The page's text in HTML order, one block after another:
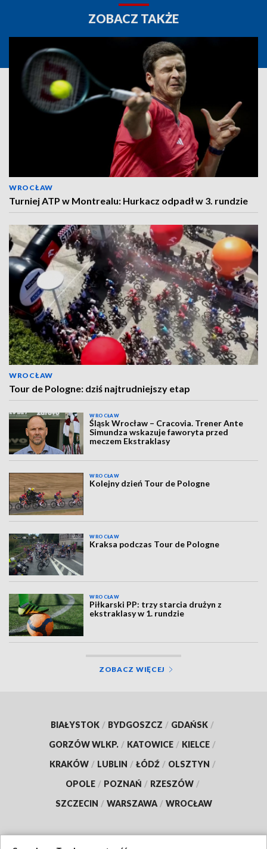
ZOBACZ TAKŻE
WROCŁAW
Turniej ATP w Montrealu: Hurkacz odpadł w 3. rundzie
WROCŁAW
Tour de Pologne: dziś najtrudniejszy etap
WROCŁAW
Śląsk Wrocław – Cracovia. Trener Ante
Simundza wskazuje faworyta przed
meczem Ekstraklasy
WROCŁAW
Kolejny dzień Tour de Pologne
WROCŁAW
Kraksa podczas Tour de Pologne
WROCŁAW
Piłkarski PP: trzy starcia drużyn z
ekstraklasy w 1. rundzie
ZOBACZ WIĘCEJ
BIAŁYSTOK / BYDGOSZCZ / GDAŃSK /
GORZÓW WLKP. / KATOWICE / KIELCE /
KRAKÓW / LUBLIN / ŁÓDŹ / OLSZTYN /
OPOLE / POZNAŃ / RZESZÓW /
SZCZECIN / WARSZAWA / WROCŁAW